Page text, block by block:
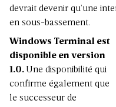
devrait devenir qu’une
en sous-bassement.
Windows Terminal est
disponible en version
1.0. Une disponibilité qui
confirme également que
le successeur de